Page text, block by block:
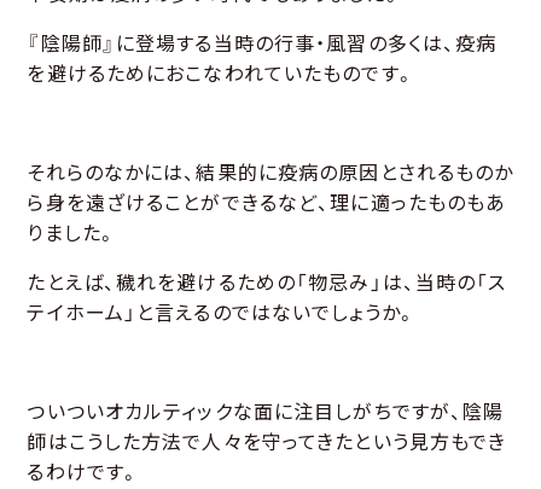
『陰陽師』に登場する当時の行事・風習の多くは、疫病
を避けるためにおこなわれていたものです。
それらのなかには、結果的に疫病の原因とされるものか
ら身を遠ざけることができるなど、理に適ったものもあ
りました。
たとえば、穢れを避けるための「物忌み」は、当時の「ス
テイホーム」と言えるのではないでしょうか。
ついついオカルティックな面に注目しがちですが、陰陽
師はこうした方法で人々を守ってきたという見方もでき
るわけです。